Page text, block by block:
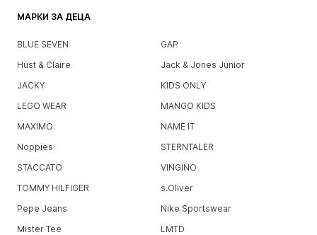
МАРКИ ЗА ДЕЦА
BLUE SEVEN
GAP
Hust & Claire
Jack & Jones Junior
JACKY
KIDS ONLY
LEGO WEAR
MANGO KIDS
MAXIMO
NAME IT
Noppies
STERNTALER
STACCATO
VINGINO
TOMMY HILFIGER
s.Oliver
Pepe Jeans
Nike Sportswear
Mister Tee
LMTD